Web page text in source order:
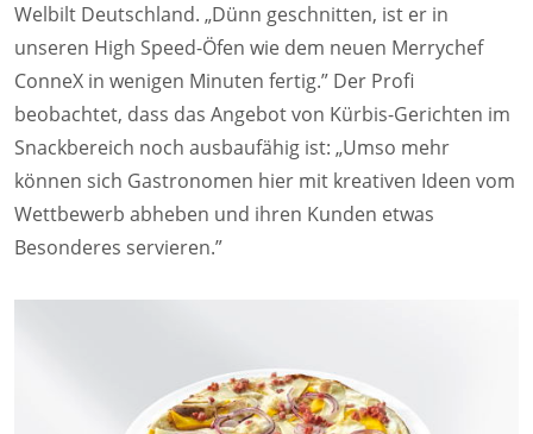
Welbilt Deutschland. „Dünn geschnitten, ist er in
unseren High Speed-Öfen wie dem neuen Merrychef
ConneX in wenigen Minuten fertig.” Der Profi
beobachtet, dass das Angebot von Kürbis-Gerichten im
Snackbereich noch ausbaufähig ist: „Umso mehr
können sich Gastronomen hier mit kreativen Ideen vom
Wettbewerb abheben und ihren Kunden etwas
Besonderes servieren.”